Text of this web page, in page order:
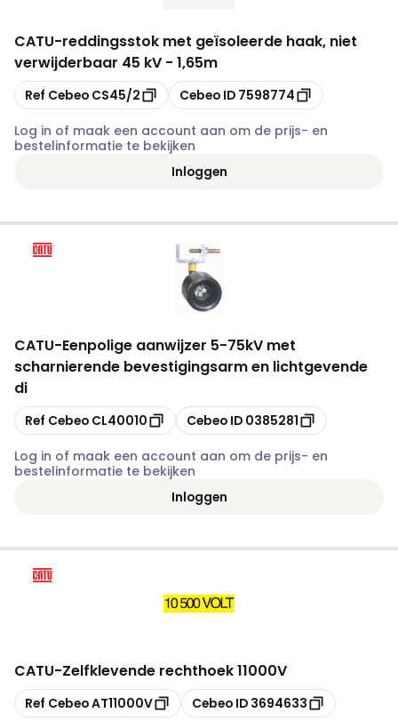
CATU-reddingsstok met geïsoleerde haak, niet
verwijderbaar 45 kV - 1,65m
Kopiëren
Ref Cebeo CS45/2 Kopiëren
Cebeo ID 7598774
Log in of maak een account aan om de prijs- en
bestelinformatie te bekijken
Inloggen
CATU-Eenpolige aanwijzer 5-75kV met
scharnierende bevestigingsarm en lichtgevende
di
Kopiëren
Ref Cebeo CL40010 Kopiëren
Cebeo ID 0385281
Log in of maak een account aan om de prijs- en
bestelinformatie te bekijken
Inloggen
CATU-Zelfklevende rechthoek 11000V
Kopiëren
Ref CebeoAT11000V Kopiëren
Cebeo ID 3694633